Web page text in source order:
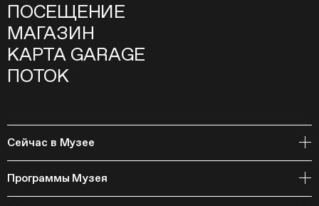
ПОСЕЩЕНИЕ
МАГАЗИН
КАРТА GARAGE
ПОТОК
Сейчас в Музее
События
Программы Музея